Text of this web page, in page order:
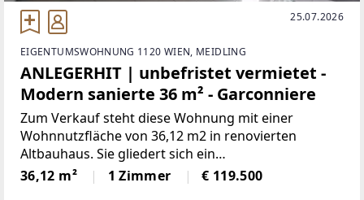
25.07.2026
EIGENTUMSWOHNUNG 1120 WIEN, MEIDLING
ANLEGERHIT | unbefristet vermietet -
Modern sanierte 36 m² - Garconniere
Zum Verkauf steht diese Wohnung mit einer
Wohnnutzfläche von 36,12 m2 in renovierten
Altbauhaus. Sie gliedert sich ein
Wohn-/Schlafzimmer, ein Badezimmer mit Dusche
und Waschmaschinenanschluss, eine praktisch
36,12 m² 1 Zimmer € 119.500